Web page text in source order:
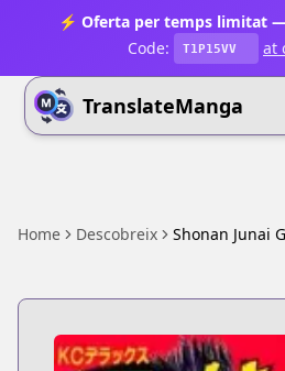
⚡ Oferta per temps limitat
Code:
T1P15VV at
TranslateManga
Home Descobreix Shonan Junai